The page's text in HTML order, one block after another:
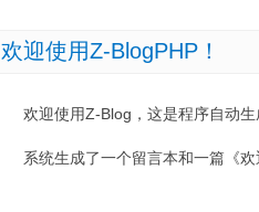
欢迎使用Z-BlogPHP！
欢迎使用Z-Blog，这是程序自动
系统生成了一个留言本和一篇《